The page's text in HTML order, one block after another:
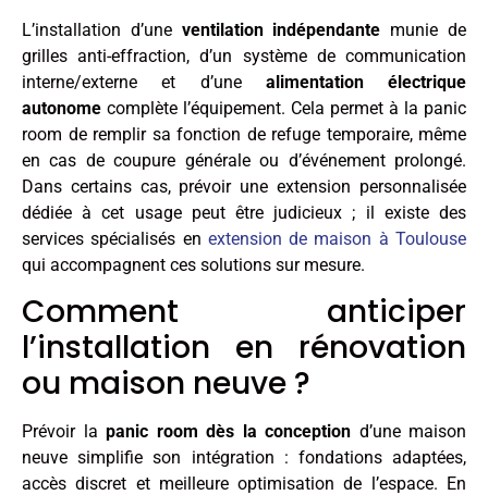
L’installation d’une ventilation indépendante munie de
grilles anti-effraction, d’un système de communication
interne/externe et d’une alimentation électrique
autonome complète l’équipement. Cela permet à la panic
room de remplir sa fonction de refuge temporaire, même
en cas de coupure générale ou d’événement prolongé.
Dans certains cas, prévoir une extension personnalisée
dédiée à cet usage peut être judicieux ; il existe des
services spécialisés en extension de maison à Toulouse
qui accompagnent ces solutions sur mesure.
Comment anticiper
l’installation en rénovation
ou maison neuve ?
Prévoir la panic room dès la conception d’une maison
neuve simplifie son intégration : fondations adaptées,
accès discret et meilleure optimisation de l’espace. En